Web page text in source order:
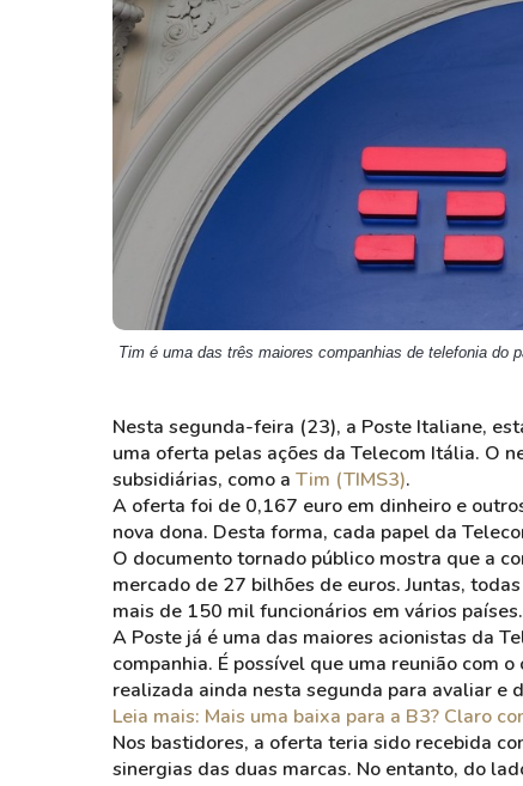
Petrobrás
Ver todos
KNCR11
Ver todos
Tim é uma das três maiores companhias de telefonia do
Nesta segunda-feira (23), a Poste Italiane,
uma oferta pelas ações da Telecom Itália. O
subsidiárias, como a Tim (TIMS3).
A oferta foi de 0,167 euro em dinheiro e
nova dona. Desta forma, cada papel da
O documento tornado público mostra que a
mercado de 27 bilhões de euros. Juntas,
mais de 150 mil funcionários em vários países.
A Poste já é uma das maiores acionistas da
companhia. É possível que uma reunião com
realizada ainda nesta segunda para avaliar e
Leia mais: Mais uma baixa para a B3? Claro
Nos bastidores, a oferta teria sido recebida
sinergias das duas marcas. No entanto, do